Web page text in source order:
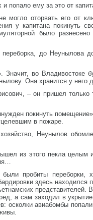
попало ему за это от
оторвать его от
у капитана
было
до Неунылова
Значит, во
Она хранится у него
– он пришел только
покинуть
в пожаре.
Неунылов
из этого пекла
пробиты переборки,
здесь
а сам заходил в
осколки авиабомбы